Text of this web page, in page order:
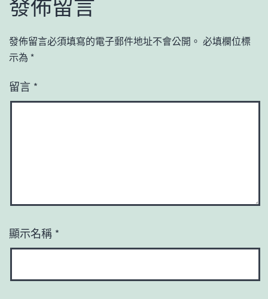
發佈留言
發佈留言必須填寫的電子郵件地址不會公開。 必填欄位標
示為 *
留言 *
顯示名稱 *